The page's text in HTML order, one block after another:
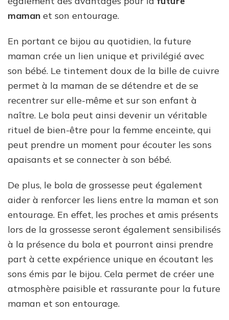
maman et son entourage.
En portant ce bijou au quotidien, la future
maman crée un lien unique et privilégié avec
son bébé. Le tintement doux de la bille de cuivre
permet à la maman de se détendre et de se
recentrer sur elle-même et sur son enfant à
naître. Le bola peut ainsi devenir un véritable
rituel de bien-être pour la femme enceinte, qui
peut prendre un moment pour écouter les sons
apaisants et se connecter à son bébé.
De plus, le bola de grossesse peut également
aider à renforcer les liens entre la maman et son
entourage. En effet, les proches et amis présents
lors de la grossesse seront également sensibilisés
à la présence du bola et pourront ainsi prendre
part à cette expérience unique en écoutant les
sons émis par le bijou. Cela permet de créer une
atmosphère paisible et rassurante pour la future
maman et son entourage.